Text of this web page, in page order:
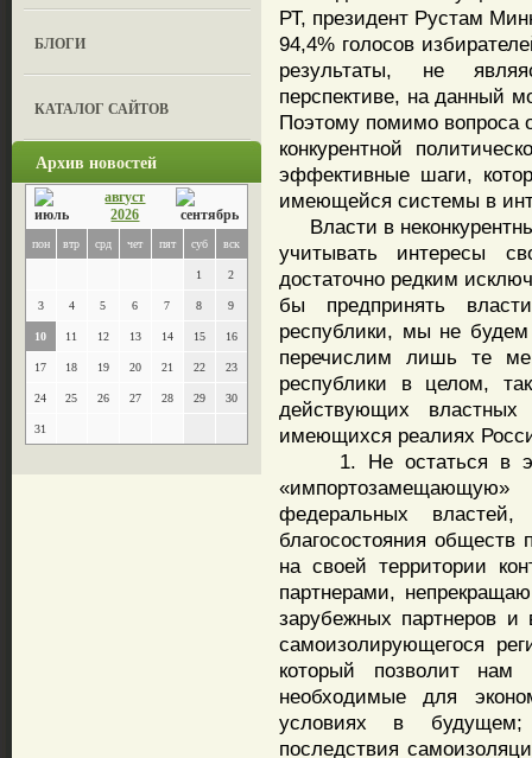
БЛОГИ
КАТАЛОГ САЙТОВ
Архив новостей
август
2026
пон втр срд чет пят суб вск
1 2
3 4 5 6 7 8 9
10 11 12 13 14 15 16
17 18 19 20 21 22 23
24 25 26 27 28 29 30
31
РТ, президент Рустам
94,4% голосов
результаты, не
перспективе, на данный
Поэтому помимо вопроса
конкурентной
эффективные шаги,
имеющейся системы в
Власти в
учитывать интересы
достаточно редким
бы предпринять
республики, мы не
перечислим лишь те
республики в целом,
действующих
имеющихся реалиях
1. Не остаться в
федеральных
благосостояния обществ
на своей территории
партнерами,
зарубежных партнеров и
самоизолирующегося
который позволит нам
необходимые для
условиях в будущем;
последствия